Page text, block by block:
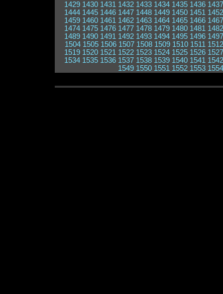
1429 1430 1431 1432 1433 1434 1435 1436 1437
1444 1445 1446 1447 1448 1449 1450 1451 1452
1459 1460 1461 1462 1463 1464 1465 1466 1467
1474 1475 1476 1477 1478 1479 1480 1481 1482
1489 1490 1491 1492 1493 1494 1495 1496 1497
1504 1505 1506 1507 1508 1509 1510 1511 1512
1519 1520 1521 1522 1523 1524 1525 1526 1527
1534 1535 1536 1537 1538 1539 1540 1541 1542
1549 1550 1551 1552 1553 1554